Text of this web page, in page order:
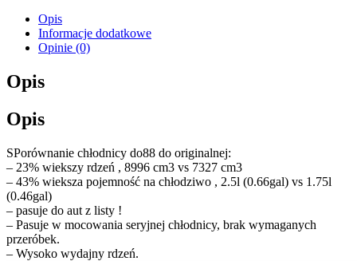
Opis
Informacje dodatkowe
Opinie (0)
Opis
Opis
SPorównanie chłodnicy do88 do originalnej:
– 23% wiekszy rdzeń , 8996 cm3 vs 7327 cm3
– 43% wieksza pojemność na chłodziwo , 2.5l (0.66gal) vs 1.75l
(0.46gal)
– pasuje do aut z listy !
– Pasuje w mocowania seryjnej chłodnicy, brak wymaganych
przeróbek.
– Wysoko wydajny rdzeń.